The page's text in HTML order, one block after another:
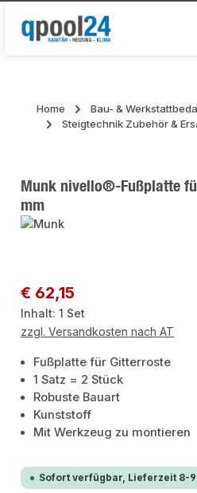
Zum Hauptinhalt springen
Home Bau- &
Steigtechnik Zubehör &
Munk nivello®-Fußplatte
mm
Regulärer Preis:
€ 62,15
Inhalt:1 Set
zzgl. Versandkosten nach AT
Fußplatte für Gitterroste
1 Satz = 2 Stück
Robuste Bauart
Kunststoff
Mit Werkzeug zu montieren
Sofort verfügbar, Lieferzeit 8-9